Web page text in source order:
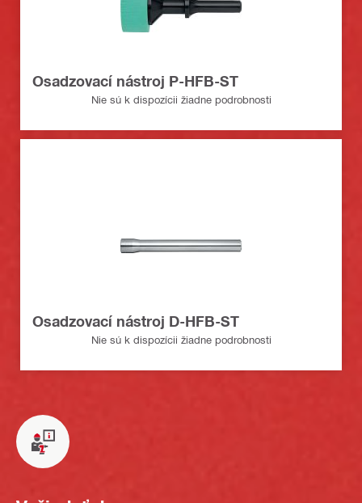
Osadzovací nástroj P-HFB-ST
Nie sú k dispozícii žiadne podrobnosti
Osadzovací nástroj D-HFB-ST
Nie sú k dispozícii žiadne podrobnosti